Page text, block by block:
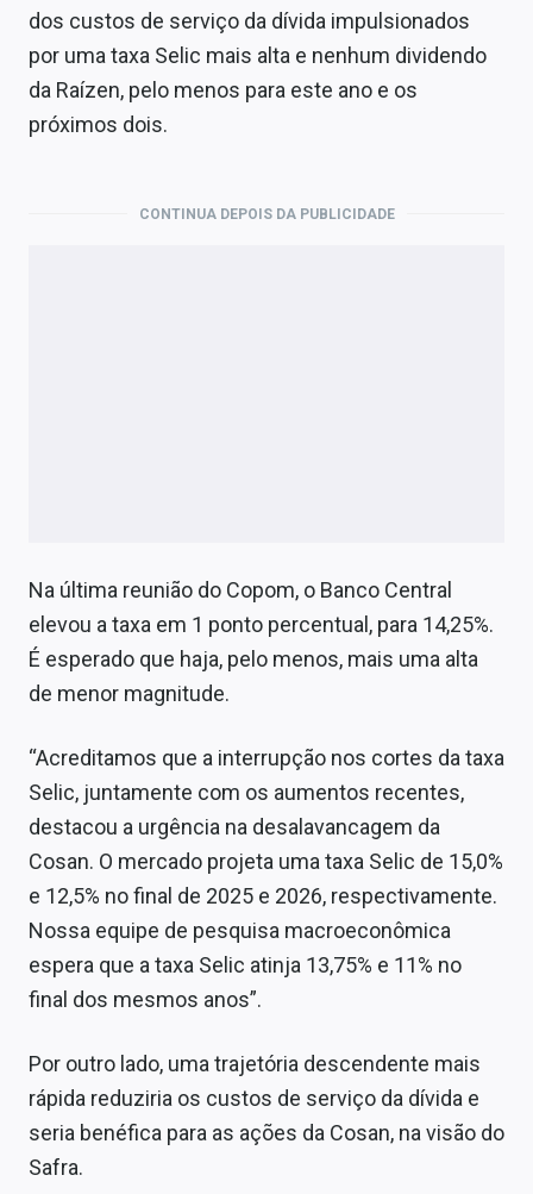
dos custos de serviço da dívida impulsionados
por uma taxa Selic mais alta e nenhum dividendo
da Raízen, pelo menos para este ano e os
próximos dois.
CONTINUA DEPOIS DA PUBLICIDADE
Na última reunião do Copom, o Banco Central
elevou a taxa em 1 ponto percentual, para 14,25%.
É esperado que haja, pelo menos, mais uma alta
de menor magnitude.
“Acreditamos que a interrupção nos cortes da taxa
Selic, juntamente com os aumentos recentes,
destacou a urgência na desalavancagem da
Cosan. O mercado projeta uma taxa Selic de 15,0%
e 12,5% no final de 2025 e 2026, respectivamente.
Nossa equipe de pesquisa macroeconômica
espera que a taxa Selic atinja 13,75% e 11% no
final dos mesmos anos”.
Por outro lado, uma trajetória descendente mais
rápida reduziria os custos de serviço da dívida e
seria benéfica para as ações da Cosan, na visão do
Safra.